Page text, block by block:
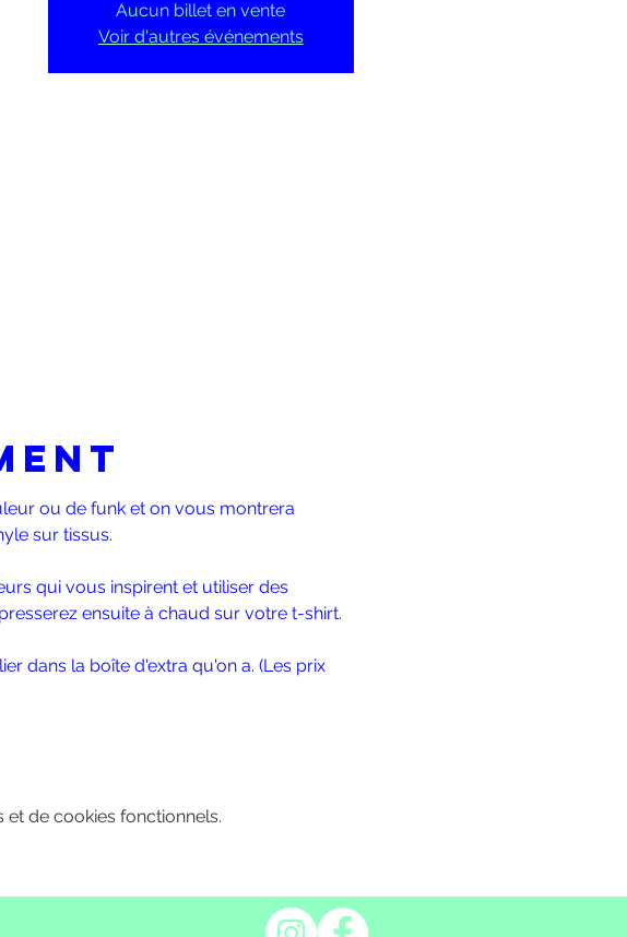
Aucun billet en vente
Voir d'autres événements
ou de funk et on vous montrera
sur tissus.
qui vous inspirent et utiliser des
ensuite à chaud sur votre t-shirt.
dans la boîte d'extra qu'on a. (Les prix
de cookies fonctionnels.